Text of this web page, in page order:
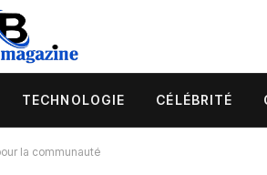
TECHNOLOGIE CÉLÉBRITÉ
la communauté